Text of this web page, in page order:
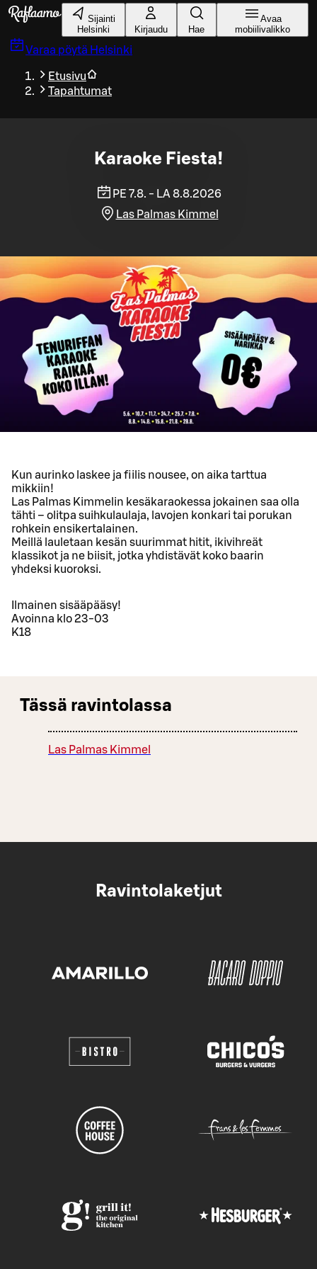
Siirry pääsisältöön
Sijainti
Helsinki
Kirjaudu Hae
Avaa
mobiilivalikko
Varaa pöytä Helsinki
Etusivu
Tapahtumat
Karaoke Fiesta!
PE 7.8. - LA 8.8.2026
Las Palmas Kimmel
Kun aurinko laskee ja fiilis nousee, on aika tarttua
mikkiin!
Las Palmas Kimmelin kesäkaraokessa jokainen saa olla
tähti – olitpa suihkulaulaja, lavojen konkari tai porukan
rohkein ensikertalainen.
Meillä lauletaan kesän suurimmat hitit, ikivihreät
klassikot ja ne biisit, jotka yhdistävät koko baarin
yhdeksi kuoroksi.
Ilmainen sisääpääsy!
Avoinna klo 23-03
K18
Tässä ravintolassa
Las Palmas Kimmel
Ravintolaketjut